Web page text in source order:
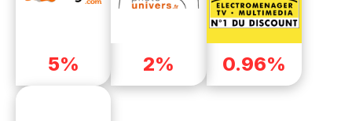
5% 2% 0.96%